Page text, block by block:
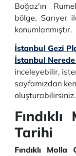
Boğaz'ın
bölge, Sarıyer
konumlanmıştır.
İstanbul Gezi
İstanbul
inceleyebilir,
sayfamızdan
oluşturabilirsiniz.
Tarihi
Fındıklı